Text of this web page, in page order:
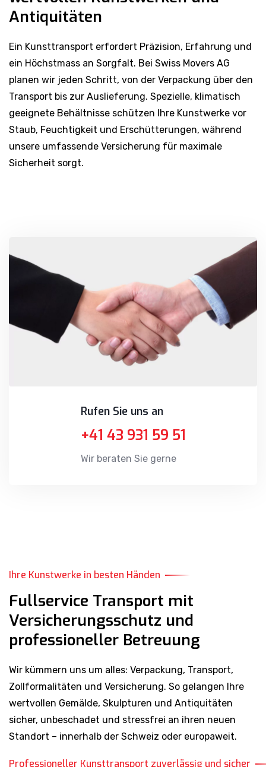
Antiquitäten
Ein Kunsttransport erfordert Präzision, Erfahrung und
ein Höchstmass an Sorgfalt. Bei Swiss Movers AG
planen wir jeden Schritt, von der Verpackung über den
Transport bis zur Auslieferung. Spezielle, klimatisch
geeignete Behältnisse schützen Ihre Kunstwerke vor
Staub, Feuchtigkeit und Erschütterungen, während
unsere umfassende Versicherung für maximale
Sicherheit sorgt.
Rufen Sie uns an
+41 43 931 59 51
Wir beraten Sie gerne
Ihre Kunstwerke in besten Händen
Fullservice Transport mit
Versicherungsschutz und
professioneller Betreuung
Wir kümmern uns um alles: Verpackung, Transport,
Zollformalitäten und Versicherung. So gelangen Ihre
wertvollen Gemälde, Skulpturen und Antiquitäten
sicher, unbeschadet und stressfrei an ihren neuen
Standort – innerhalb der Schweiz oder europaweit.
Professioneller Kunsttransport zuverlässig und sicher